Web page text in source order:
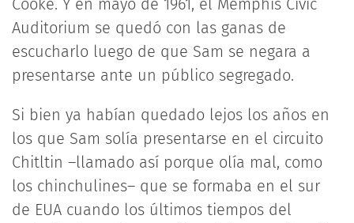
Cooke. Y en mayo de 1961, el Memphis Civic
Auditorium se quedó con las ganas de
escucharlo luego de que Sam se negara a
presentarse ante un público segregado.
Si bien ya habían quedado lejos los años en
los que Sam solía presentarse en el circuito
Chitltin –llamado así porque olía mal, como
los chinchulines– que se formaba en el sur
de EUA cuando los últimos tiempos del